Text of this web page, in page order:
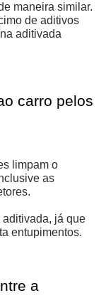
maneira similar.
de aditivos
aditivada
carro pelos
limpam o
as
já que
entupimentos.
a